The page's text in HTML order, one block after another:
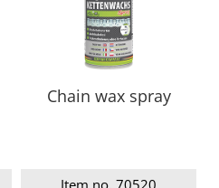
Chain wax spray
Item no. 70520